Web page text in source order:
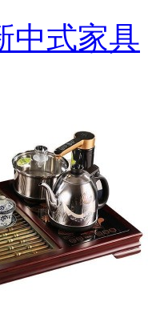
中式家具